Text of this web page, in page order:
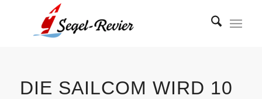
DIE SAILCOM WIRD 10